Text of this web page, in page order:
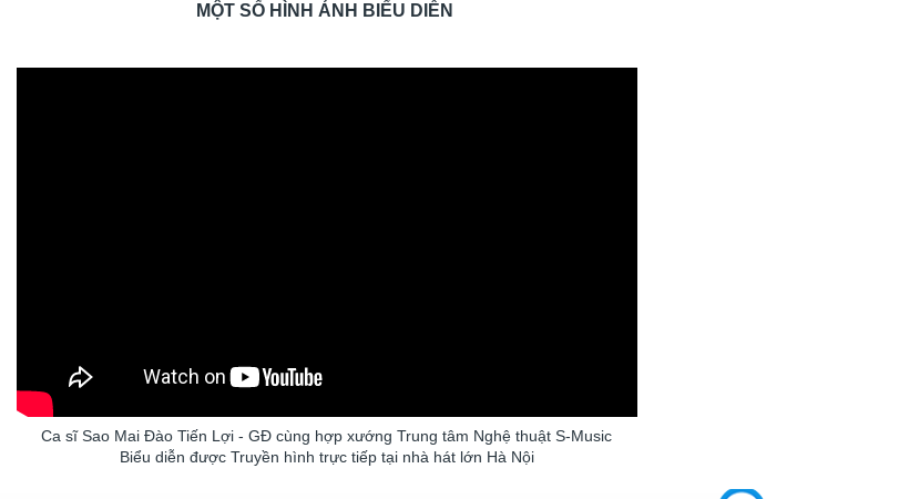
MỘT SỐ HÌNH ẢNH BIỂU DIỄN
Ca sĩ Sao Mai Đào Tiến Lợi - GĐ cùng hợp xướng Trung tâm Nghệ thuật S-Music
Biểu diễn được Truyền hình trực tiếp tại nhà hát lớn Hà Nội